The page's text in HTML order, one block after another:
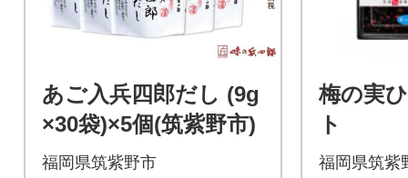
あご入兵四郎だし (9g
×30袋)×5個(筑紫野市)
福岡県筑紫野市
梅の実
ト
福岡県筑紫